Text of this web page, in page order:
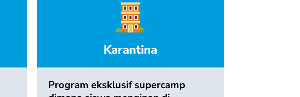
Karantina
Program eksklusif supercamp